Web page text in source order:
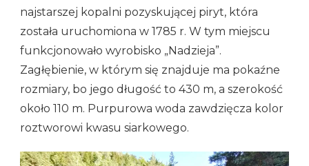
najstarszej kopalni pozyskującej piryt, która
została uruchomiona w 1785 r. W tym miejscu
funkcjonowało wyrobisko „Nadzieja”.
Zagłębienie, w którym się znajduje ma pokaźne
rozmiary, bo jego długość to 430 m, a szerokość
około 110 m. Purpurowa woda zawdzięcza kolor
roztworowi kwasu siarkowego.